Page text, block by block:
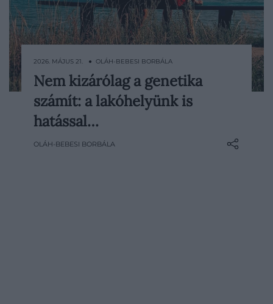
Az öregedésről sokáig úgy beszéltünk,
mintha elsősorban a génjeinkben lenne
megírva. A testünk azonban érzékenyen
milyen levegőt lélegzünk be, mennyi
2026. MÁJUS 21. ● OLÁH-BEBESI BORBÁLA
Nem kizárólag a genetika
számít: a lakóhelyünk is
hatással…
OLÁH-BEBESI BORBÁLA